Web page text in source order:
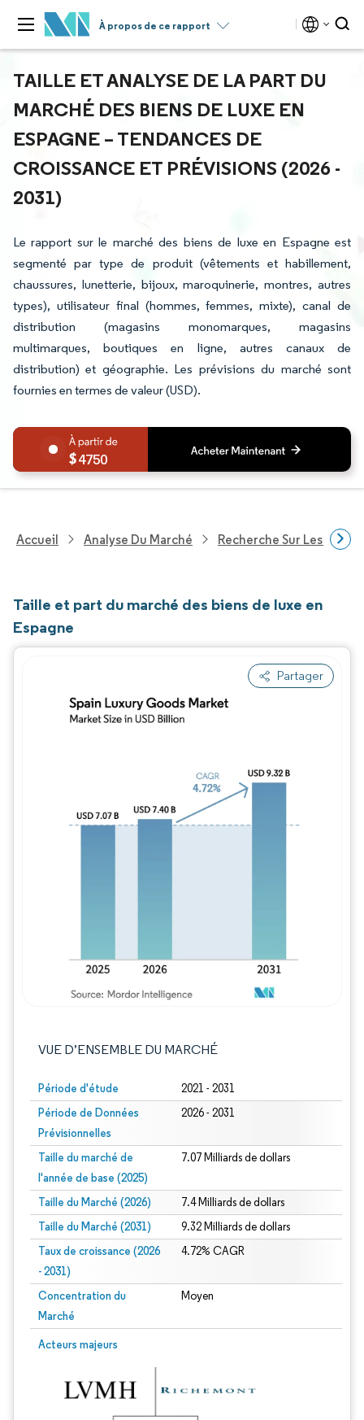
À propos de ce rapport
TAILLE ET ANALYSE DE LA PART DU
MARCHÉ DES BIENS DE LUXE EN
ESPAGNE – TENDANCES DE
CROISSANCE ET PRÉVISIONS (2026 -
2031)
Le rapport sur le marché des biens de luxe en Espagne est
segmenté par type de produit (vêtements et habillement,
chaussures, lunetterie, bijoux, maroquinerie, montres, autres
types), utilisateur final (hommes, femmes, mixte), canal de
distribution (magasins monomarques, magasins
multimarques, boutiques en ligne, autres canaux de
distribution) et géographie. Les prévisions du marché sont
fournies en termes de valeur (USD).
4750
Accueil Analyse Du Marché Recherche Sur Les
Taille et part du marché des biens de luxe en
Espagne
Partager
VUE D’ENSEMBLE DU MARCHÉ
Période d'étude 2021 - 2031
Période de Données
Prévisionnelles
2026 - 2031
Taille du marché de
l'année de base (2025)
7.07 Milliards de dollars
Taille du Marché (2026) 7.4 Milliards de dollars
Taille du Marché (2031) 9.32 Milliards de dollars
Taux de croissance (2026
- 2031)
4.72% CAGR
Concentration du
Marché
Moyen
Acteurs majeurs
Image © Mordor Intelligence. La réutilisation nécessite une attribution sous CC